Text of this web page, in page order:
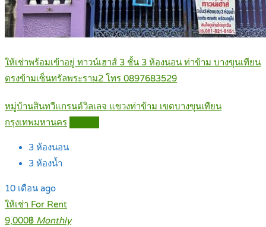
ให้เช่าพร้อมเข้าอยู่ ทาวน์เฮาส์ 3 ชั้น 3 ห้องนอน ท่าข้าม บางขุนเทียน
ตรงข้ามเซ็นทรัลพระราม2 โทร 0897683529
หมู่บ้านสินทวีแกรนด์วิลเลจ แขวงท่าข้าม เขตบางขุนเทียน
กรุงเทพมหานคร
3 ห้องนอน
3 ห้องน้ำ
10 เดือน ago
ให้เช่า For Rent
9,000฿ Monthly